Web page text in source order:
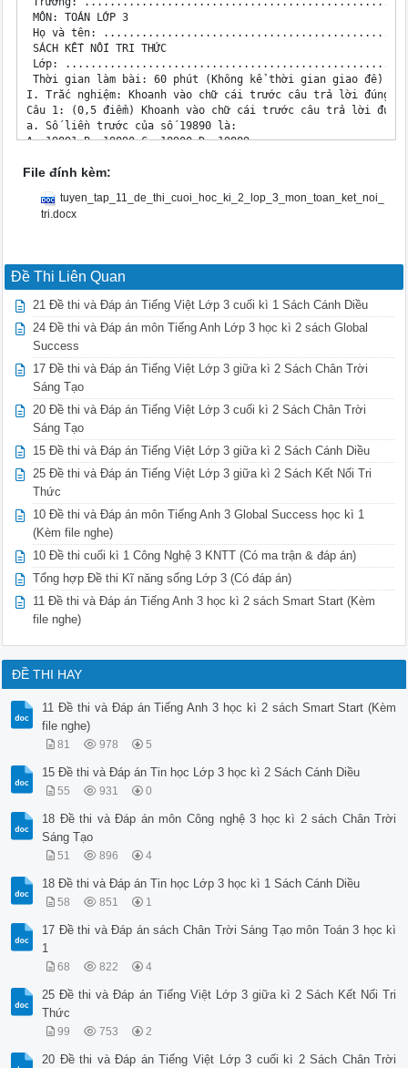
File đính kèm:
tuyen_tap_11_de_thi_cuoi_hoc_ki_2_lop_3_mon_toan_ket_noi_
tri.docx
Đề Thi Liên Quan
21 Đề thi và Đáp án Tiếng Việt Lớp 3 cuối kì 1 Sách Cánh Diều
24 Đề thi và Đáp án môn Tiếng Anh Lớp 3 học kì 2 sách Global
Success
17 Đề thi và Đáp án Tiếng Việt Lớp 3 giữa kì 2 Sách Chân Trời
Sáng Tạo
20 Đề thi và Đáp án Tiếng Việt Lớp 3 cuối kì 2 Sách Chân Trời
Sáng Tạo
15 Đề thi và Đáp án Tiếng Việt Lớp 3 giữa kì 2 Sách Cánh Diều
25 Đề thi và Đáp án Tiếng Việt Lớp 3 giữa kì 2 Sách Kết Nối Tri
Thức
10 Đề thi và Đáp án môn Tiếng Anh 3 Global Success học kì 1
(Kèm file nghe)
10 Đề thi cuối kì 1 Công Nghệ 3 KNTT (Có ma trận & đáp án)
Tổng hợp Đề thi Kĩ năng sống Lớp 3 (Có đáp án)
11 Đề thi và Đáp án Tiếng Anh 3 học kì 2 sách Smart Start (Kèm
file nghe)
ĐỀ THI HAY
11 Đề thi và Đáp án Tiếng Anh 3 học kì 2 sách Smart Start (Kèm
file nghe)
81 978 5
15 Đề thi và Đáp án Tin học Lớp 3 học kì 2 Sách Cánh Diều
55 931 0
18 Đề thi và Đáp án môn Công nghệ 3 học kì 2 sách Chân Trời
Sáng Tạo
51 896 4
18 Đề thi và Đáp án Tin học Lớp 3 học kì 1 Sách Cánh Diều
58 851 1
17 Đề thi và Đáp án sách Chân Trời Sáng Tạo môn Toán 3 học kì
1
68 822 4
25 Đề thi và Đáp án Tiếng Việt Lớp 3 giữa kì 2 Sách Kết Nối Tri
Thức
99 753 2
20 Đề thi và Đáp án Tiếng Việt Lớp 3 cuối kì 2 Sách Chân Trời